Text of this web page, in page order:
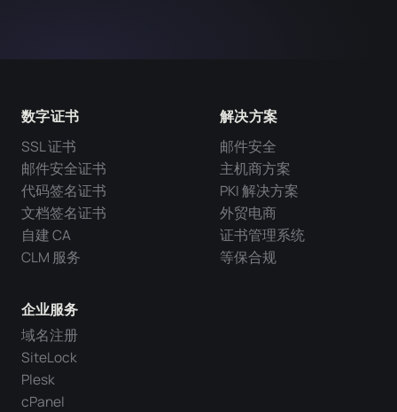
数字证书
SSL 证书
邮件安全证书
代码签名证书
文档签名证书
自建 CA
CLM 服务
企业服务
域名注册
SiteLock
Plesk
cPanel
解决方案
邮件安全
主机商方案
PKI 解决方案
外贸电商
证书管理系统
等保合规